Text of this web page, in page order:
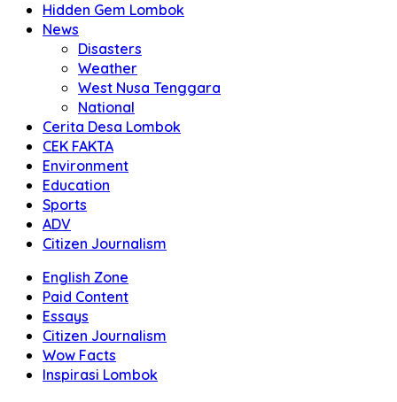
Hidden Gem Lombok
News
Disasters
Weather
West Nusa Tenggara
National
Cerita Desa Lombok
CEK FAKTA
Environment
Education
Sports
ADV
Citizen Journalism
English Zone
Paid Content
Essays
Citizen Journalism
Wow Facts
Inspirasi Lombok